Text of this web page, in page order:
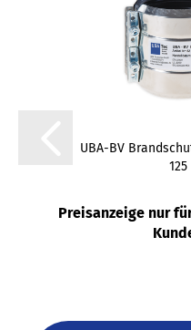
UBA-BV
125
Preisanzeige nur